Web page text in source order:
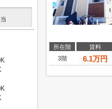
所在階 賃料
3階
6.1万円